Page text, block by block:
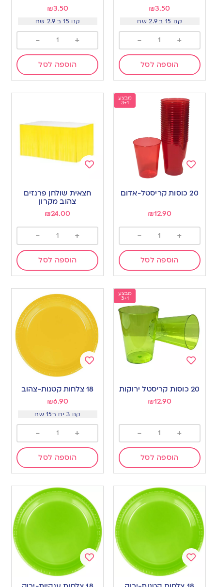
₪3.50
קנו 15 ב 2.9 שח
+
-
הוספה לסל
₪3.50
קנו 15 ב 2.9 שח
+
-
הוספה לסל
מבצע
3+1
to
20 כוסות קריסטל-אדום
₪12.90
+
-
הוספה לסל
wishlist
חצאית שולחן פרנזים
צהוב מקרון
₪24.00
+
-
הוספה לסל
מבצע
3+1
to
wishlist
20 כוסות קריסטל ירוקות
₪12.90
+
-
הוספה לסל
to
wishlist
18 צלחות קטנות-צהוב
₪6.90
קנו 3 יח ב15 שח
+
-
הוספה לסל
Add
to
Add
to